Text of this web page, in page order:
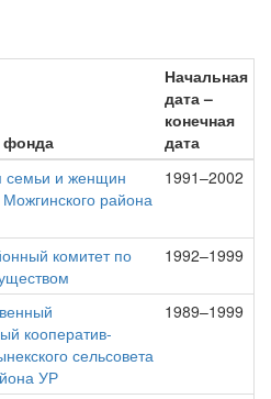
фонда
Начальная
дата –
конечная
дата
семьи и женщин
района
1991–2002
комитет по
1992–1999
кооператив-
сельсовета
УР
1989–1999